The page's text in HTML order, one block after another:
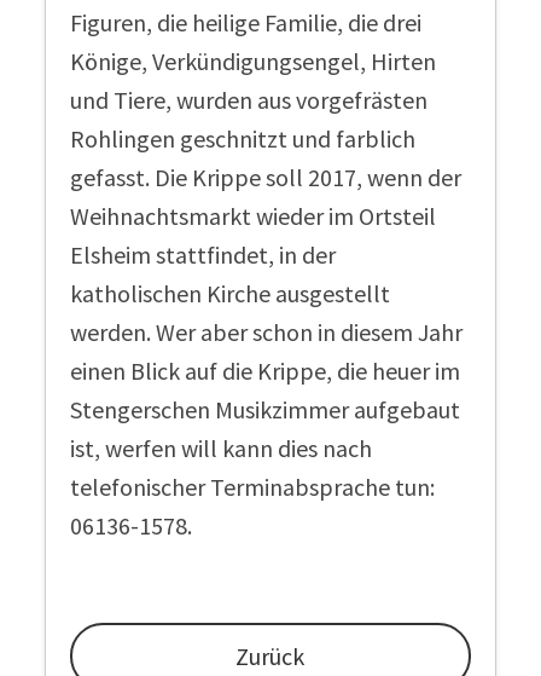
Figuren, die heilige Familie, die drei
Könige, Verkündigungsengel, Hirten
und Tiere, wurden aus vorgefrästen
Rohlingen geschnitzt und farblich
gefasst. Die Krippe soll 2017, wenn der
Weihnachtsmarkt wieder im Ortsteil
Elsheim stattfindet, in der
katholischen Kirche ausgestellt
werden. Wer aber schon in diesem Jahr
einen Blick auf die Krippe, die heuer im
Stengerschen Musikzimmer aufgebaut
ist, werfen will kann dies nach
telefonischer Terminabsprache tun:
06136-1578.
Zurück